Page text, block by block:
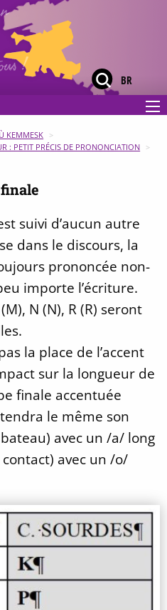
! BR
KEMMESK
: PETIT PRÉCIS DE PRONONCIATION
suivi d’aucun autre
dans le discours, la
prononcée non-
importe l’écriture.
N (N), R (R) seront
la place de l’accent
sur la longueur de
finale accentuée
le même son
avec un /a/ long
avec un /o/